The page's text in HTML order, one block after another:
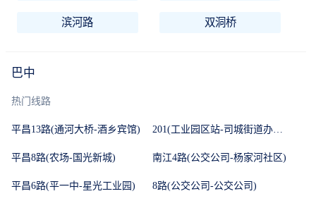
滨河路 双洞桥
巴中
热门线路
平昌13路(通河大桥-酒乡宾馆) 201(工业园区站-司城街道办事处站)
平昌8路(农场-国光新城) 南江4路(公交公司-杨家河社区)
平昌6路(平一中-星光工业园) 8路(公交公司-公交公司)